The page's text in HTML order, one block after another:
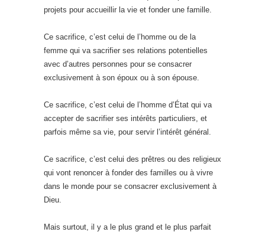
projets pour accueillir la vie et fonder une famille.
Ce sacrifice, c’est celui de l’homme ou de la
femme qui va sacrifier ses relations potentielles
avec d’autres personnes pour se consacrer
exclusivement à son époux ou à son épouse.
Ce sacrifice, c’est celui de l’homme d’État qui va
accepter de sacrifier ses intérêts particuliers, et
parfois même sa vie, pour servir l’intérêt général.
Ce sacrifice, c’est celui des prêtres ou des religieux
qui vont renoncer à fonder des familles ou à vivre
dans le monde pour se consacrer exclusivement à
Dieu.
Mais surtout, il y a le plus grand et le plus parfait